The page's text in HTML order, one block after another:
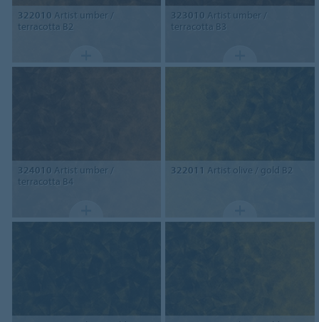
322010 Artist umber /
terracotta B2
323010 Artist umber /
terracotta B3
324010 Artist umber /
terracotta B4
322011 Artist olive / gold B2